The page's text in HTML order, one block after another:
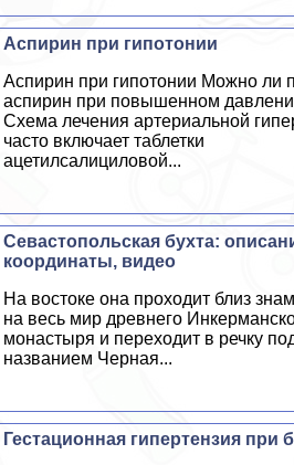
Аспирин при гипотонии
Аспирин при гипотонии Можно ли
аспирин при повышенном
Схема лечения артериальной
часто включает таблетки
ацетилсалициловой...
Севастопольская бухта:
координаты, видео
На востоке она проходит близ
на весь мир древнего
монастыря и переходит в речку
названием Черная...
Гестационная гипертензия при